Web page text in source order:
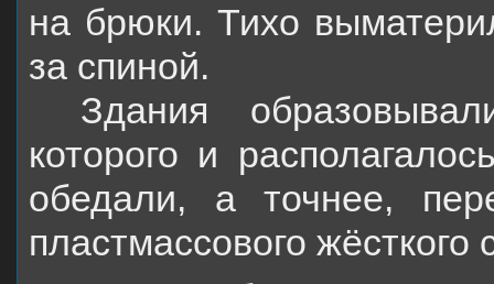
на брюки. Тихо
за спиной.
Здания
которого и
обедали, а точнее,
пластмассового жёсткого